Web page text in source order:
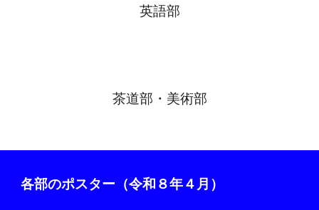
英語部
茶道部・美術部
各部のポスター （令和 ８年４月）